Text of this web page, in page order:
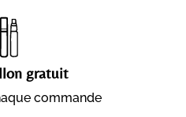
gratuit
commande